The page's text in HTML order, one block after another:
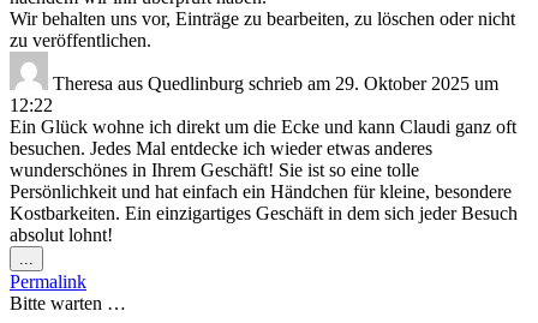
Wir behalten uns vor, Einträge zu bearbeiten, zu löschen oder nicht
zu veröffentlichen.
Theresa aus Quedlinburg schrieb am 29. Oktober 2025 um
12:22
Ein Glück wohne ich direkt um die Ecke und kann Claudi ganz oft
besuchen. Jedes Mal entdecke ich wieder etwas anderes
wunderschönes in Ihrem Geschäft! Sie ist so eine tolle
Persönlichkeit und hat einfach ein Händchen für kleine, besondere
Kostbarkeiten. Ein einzigartiges Geschäft in dem sich jeder Besuch
absolut lohnt!
...
Metabox
ein-/ausblenden.
Permalink
Bitte warten …